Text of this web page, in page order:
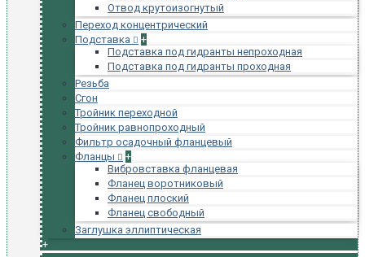
Отвод крутоизогнутый
Переход концентрический
Подставка
+
Подставка под гидранты непроходная
Подставка под гидранты проходная
Резьба
Сгон
Тройник переходной
Тройник равнопроходный
Фильтр осадочный фланцевый
Фланцы
+
Вибровставка фланцевая
Фланец воротниковый
Фланец плоский
Фланец свободный
Заглушка эллиптическая
+